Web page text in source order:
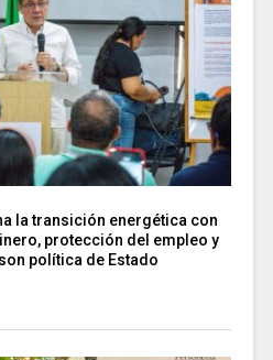
la transición energética con
protección del empleo y
política de Estado